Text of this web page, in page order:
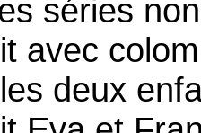
séries
avec
deux